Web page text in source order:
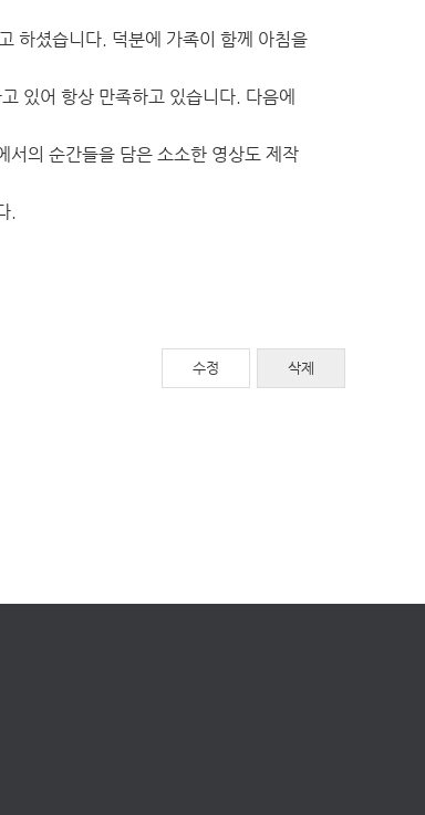
하셨습니다. 덕분에 가족이 함께 아침을
있어 항상 만족하고 있습니다. 다음에
서의 순간들을 담은 소소한 영상도 제작
.
수정 삭제